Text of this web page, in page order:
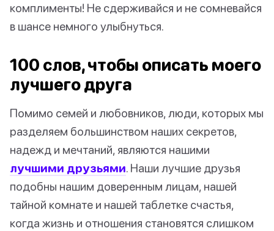
комплименты! Не сдерживайся и не сомневайся
в шансе немного улыбнуться.
100 слов, чтобы описать моего
лучшего друга
Помимо семей и любовников, люди, которых мы
разделяем большинством наших секретов,
надежд и мечтаний, являются нашими
лучшими друзьями. Наши лучшие друзья
подобны нашим доверенным лицам, нашей
тайной комнате и нашей таблетке счастья,
когда жизнь и отношения становятся слишком